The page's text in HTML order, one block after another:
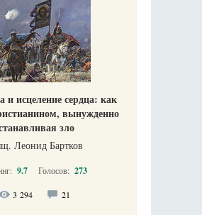
и исцеление сердца: как
вынужденно
зло
Леонид Бартков
9.7 Голосов: 273
3 294 21